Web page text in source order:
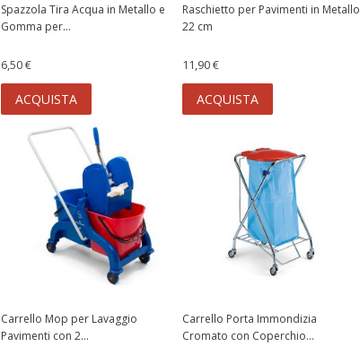
Spazzola Tira Acqua in Metallo e
Gomma per...
6,50 €
ACQUISTA
Raschietto per Pavimenti in Metallo
22 cm
11,90 €
ACQUISTA
Carrello Mop per Lavaggio
Pavimenti con 2...
Carrello Porta Immondizia
Cromato con Coperchio...